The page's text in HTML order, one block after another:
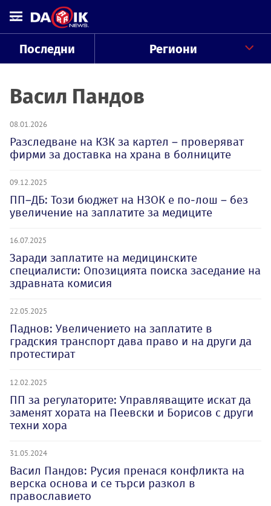
Последни Региони
Васил Пандов
08.01.2026
Разследване на КЗК за картел – проверяват
фирми за доставка на храна в болниците
09.12.2025
ПП–ДБ: Този бюджет на НЗОК е по-лош – без
увеличение на заплатите за медиците
16.07.2025
Заради заплатите на медицинските
специалисти: Опозицията поиска заседание на
здравната комисия
22.05.2025
Паднов: Увеличението на заплатите в
градския транспорт дава право и на други да
протестират
12.02.2025
ПП за регулаторите: Управляващите искат да
заменят хората на Пеевски и Борисов с други
техни хора
31.05.2024
Васил Пандов: Русия пренася конфликта на
верска основа и се търси разкол в
православието